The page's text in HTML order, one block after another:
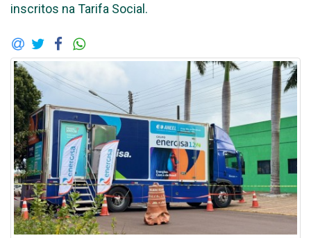
inscritos na Tarifa Social.